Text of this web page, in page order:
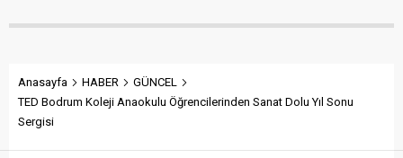
Anasayfa HABER
GÜNCEL
TED Bodrum Koleji Anaokulu Öğrencilerinden Sanat Dolu Yıl Sonu
Sergisi